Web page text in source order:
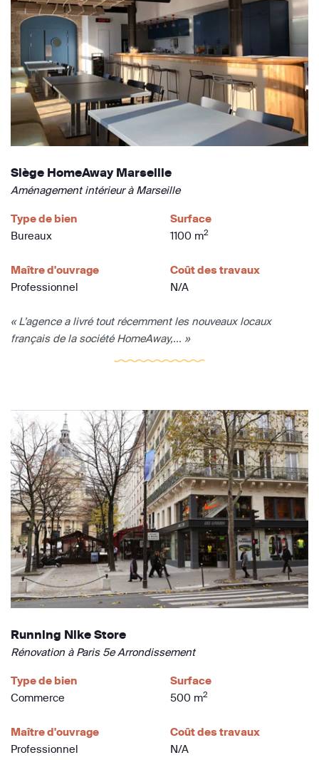
Siège HomeAway Marseille
Aménagement intérieur à Marseille
Type de bien
Bureaux
Surface
1100 m2
Maître d'ouvrage
Professionnel
Coût des travaux
N/A
« L’agence a livré tout récemment les nouveaux locaux
français de la société HomeAway,... »
Running Nike Store
Rénovation à Paris 5e Arrondissement
Type de bien
Commerce
Surface
500 m2
Maître d'ouvrage
Professionnel
Coût des travaux
N/A